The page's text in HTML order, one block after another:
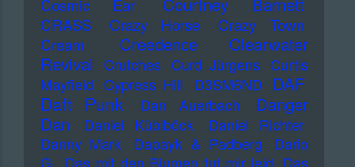
Cosmic Ear
Courtney Barnett
CRASS Crazy Horse
Crazy Town
Cream
Creedence Clearwater
Revival
Crutches Curd Jürgens Curtis
Mayfield Cypress Hill D3SM6ND DAF
Daft Punk Dan Auerbach
Danger
Dan
Daniel Küblböck
Daniel Richter
Danny Mark
Dapayk & Padberg
Dario
G. Das mit den Blumen tut mir leid Das